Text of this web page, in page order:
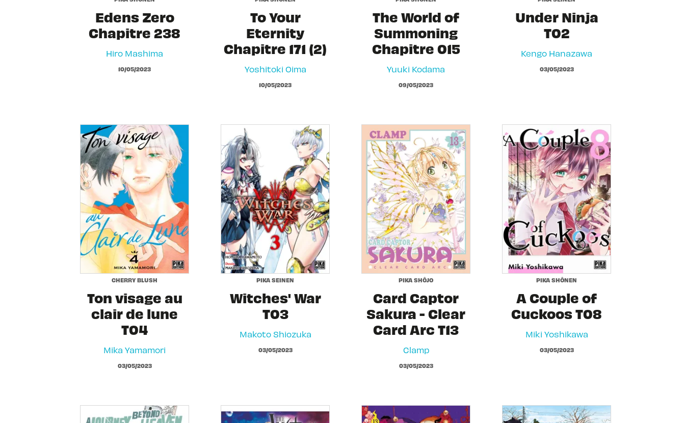
Edens Zero
Chapitre 238
Hiro Mashima
10/05/2023
To Your
Eternity
Chapitre 171 (2)
Yoshitoki Oima
10/05/2023
The World of
Summoning
Chapitre 015
Yuuki Kodama
09/05/2023
Under Ninja
T02
Kengo Hanazawa
03/05/2023
CHERRY BLUSH
Ton visage au
clair de lune
T04
Mika Yamamori
03/05/2023
PIKA SEINEN
Witches' War
T03
Makoto Shiozuka
03/05/2023
PIKA SHÔJO
Card Captor
Sakura - Clear
Card Arc T13
Clamp
03/05/2023
PIKA SHÔNEN
A Couple of
Cuckoos T08
Miki Yoshikawa
03/05/2023